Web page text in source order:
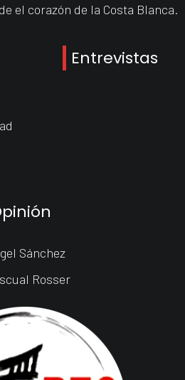
el corazón de la Costa Blanca.
Entrevistas
Sánchez
Rosser